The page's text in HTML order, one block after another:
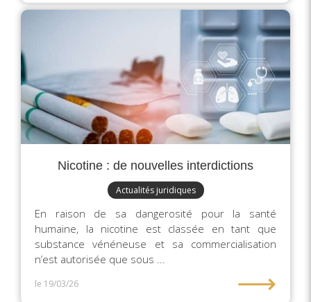
Nicotine : de nouvelles interdictions
Actualités juridiques
En raison de sa dangerosité pour la santé
humaine, la nicotine est classée en tant que
substance vénéneuse et sa commercialisation
n’est autorisée que sous ...
le 19/03/26 ⟶